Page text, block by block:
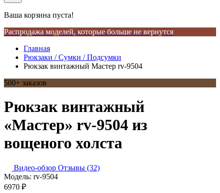
Ваша корзина пуста!
Распродажа моделей, которые больше не вернутся
Главная
Рюкзаки / Сумки / Подсумки
Рюкзак винтажный Мастер rv-9504
500+ заказов
Рюкзак винтажный
«Мастер» rv-9504 из
вощеного холста
Видео-обзор Отзывы (32)
Модель: rv-9504
6970 ₽